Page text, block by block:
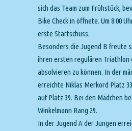
sich das Team zum Frühstück,
Bike Check in öffnete. Um 8:00
erste Startschuss.
Besonders die Jugend B freute
ihren ersten regulären Triathlon
absolvieren zu können. In der
erreichte Niklas Merkord Platz
auf Platz 39. Bei den Mädchen
Winkelmann Rang 29.
In der Jugend A der Jungen